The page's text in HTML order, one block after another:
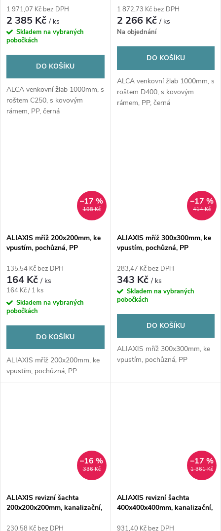
1 971,07 Kč bez DPH
2 385 Kč/ ks
Skladem na vybraných
pobočkách
DO KOŠÍKU
ALCA venkovní žlab 1000mm, s
roštem C250, s kovovým
rámem, PP, černá
1 872,73 Kč bez DPH
2 266 Kč/ ks
Na objednání
DO KOŠÍKU
ALCA venkovní žlab 1000mm, s
roštem D400, s kovovým
rámem, PP, černá
198 Kč
–17 %
ALIAXIS mříž 200x200mm, ke
vpustím, pochůzná, PP
135,54 Kč bez DPH
164 Kč/ ks
Měrná
cena:
164 Kč / 1 ks
Skladem na vybraných
pobočkách
DO KOŠÍKU
ALIAXIS mříž 200x200mm, ke
vpustím, pochůzná, PP
414 Kč
–17 %
ALIAXIS mříž 300x300mm, ke
vpustím, pochůzná, PP
283,47 Kč bez DPH
343 Kč/ ks
Skladem na vybraných
pobočkách
DO KOŠÍKU
ALIAXIS mříž 300x300mm, ke
vpustím, pochůzná, PP
336 Kč
–16 %
ALIAXIS revizní šachta
200x200x200mm, kanalizační,
230,58 Kč bez DPH
1 361 Kč
–17 %
ALIAXIS revizní šachta
400x400x400mm, kanalizační,
931,40 Kč bez DPH